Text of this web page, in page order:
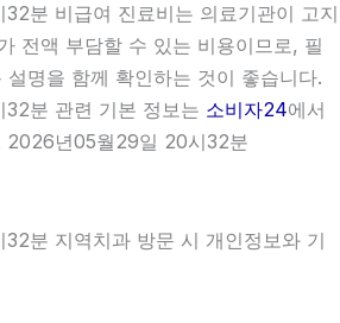
분 비급여 진료비는 의료기관이 고지
전액 부담할 수 있는 비용이므로, 필
명을 함께 확인하는 것이 좋습니다.
분 관련 기본 정보는 소비자24에서
2026년05월29일 20시32분
분 지역치과 방문 시 개인정보와 기